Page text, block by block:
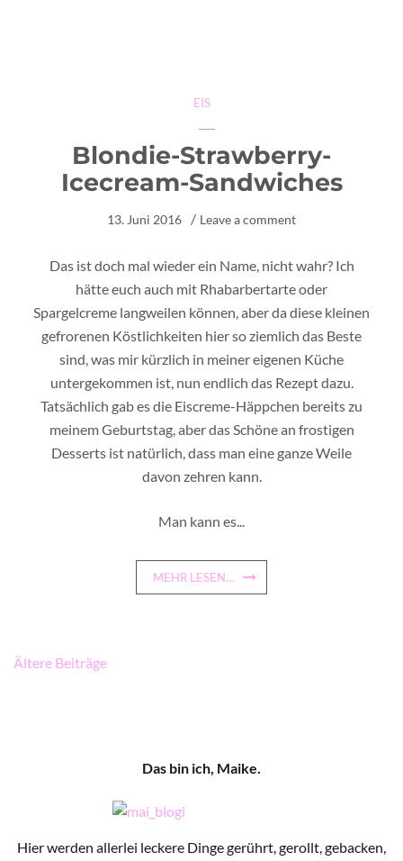
EIS
Blondie-Strawberry-
Icecream-Sandwiches
13. Juni 2016 Leave a comment
Das ist doch mal wieder ein Name, nicht wahr? Ich
hätte euch auch mit Rhabarbertarte oder
Spargelcreme langweilen können, aber da diese kleinen
gefrorenen Köstlichkeiten hier so ziemlich das Beste
sind, was mir kürzlich in meiner eigenen Küche
untergekommen ist, nun endlich das Rezept dazu.
Tatsächlich gab es die Eiscreme-Häppchen bereits zu
meinem Geburtstag, aber das Schöne an frostigen
Desserts ist natürlich, dass man eine ganze Weile
davon zehren kann.
Man kann es...
MEHR LESEN...
Beitragsnavigation
Ältere Beiträge
Das bin ich, Maike.
Hier werden allerlei leckere Dinge gerührt, gerollt, gebacken,